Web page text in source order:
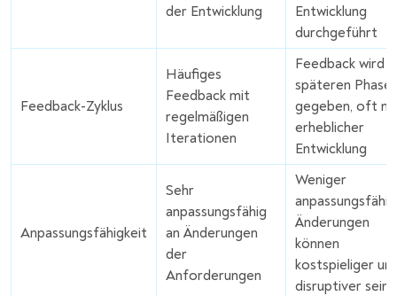
der Entwicklung
Entwicklung
durchgeführt
Feedback-Zyklus
Häufiges
Feedback mit
regelmäßigen
Iterationen
Feedback wird in
späteren
gegeben, oft
erheblicher
Entwicklung
Anpassungsfähigkeit
Sehr
anpassungsfähig
an Änderungen
der
Anforderungen
Weniger
Änderungen
können
kostspieliger
disruptiver sein